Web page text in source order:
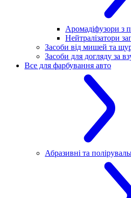
Аромадіфузори з
Нейтралізатори
Засоби від мишей та
Засоби для догляду за
Все для фарбування авто
Абразивні та